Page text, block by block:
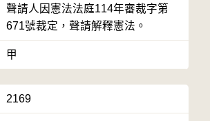
聲請人因憲法法庭114年審裁字第
671號裁定，聲請解釋憲法。
甲
2169